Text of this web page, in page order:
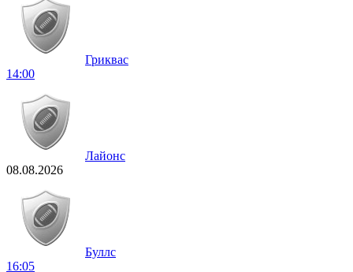
Гриквас
14:00
Лайонс
08.08.2026
Буллс
16:05